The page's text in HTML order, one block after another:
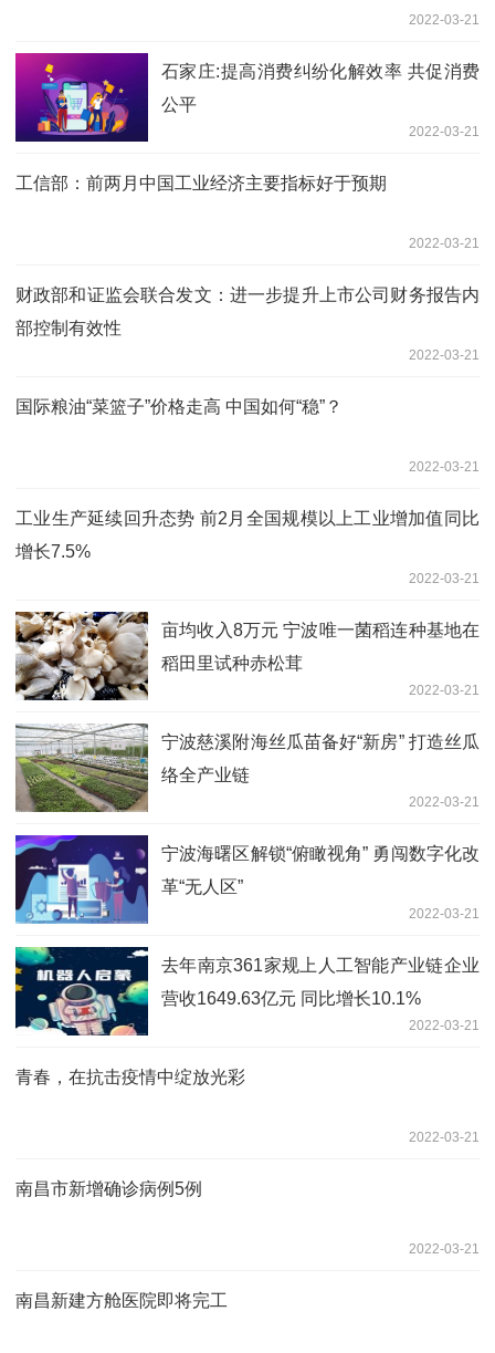
2022-03-21
石家庄:提高消费纠纷化解效率 共促消费
公平
2022-03-21
工信部：前两月中国工业经济主要指标好于预期
2022-03-21
财政部和证监会联合发文：进一步提升上市公司财务报告内
部控制有效性
2022-03-21
国际粮油“菜篮子”价格走高 中国如何“稳”？
2022-03-21
工业生产延续回升态势 前2月全国规模以上工业增加值同比
增长7.5%
2022-03-21
亩均收入8万元 宁波唯一菌稻连种基地在
稻田里试种赤松茸
2022-03-21
宁波慈溪附海丝瓜苗备好“新房” 打造丝瓜
络全产业链
2022-03-21
宁波海曙区解锁“俯瞰视角” 勇闯数字化改
革“无人区”
2022-03-21
去年南京361家规上人工智能产业链企业
营收1649.63亿元 同比增长10.1%
2022-03-21
青春，在抗击疫情中绽放光彩
2022-03-21
南昌市新增确诊病例5例
2022-03-21
南昌新建方舱医院即将完工